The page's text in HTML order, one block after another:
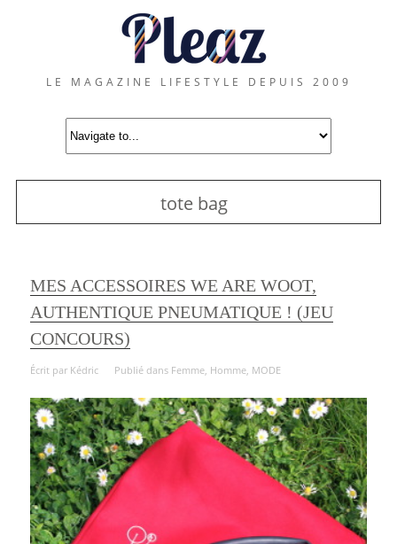
LE MAGAZINE LIFESTYLE DEPUIS 2009
tote bag
MES ACCESSOIRES WE ARE WOOT,
AUTHENTIQUE PNEUMATIQUE ! (JEU
CONCOURS)
Écrit par Kédric Publié dans Femme, Homme, MODE